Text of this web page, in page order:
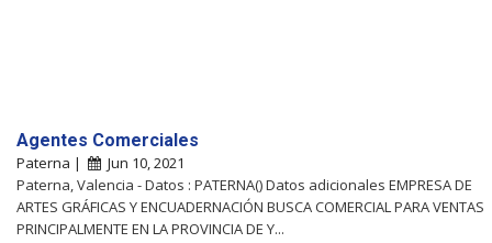
Agentes Comerciales
Paterna |
Jun 10, 2021
Paterna, Valencia - Datos : PATERNA() Datos adicionales EMPRESA DE
ARTES GRÁFICAS Y ENCUADERNACIÓN BUSCA COMERCIAL PARA VENTAS
PRINCIPALMENTE EN LA PROVINCIA DE Y...